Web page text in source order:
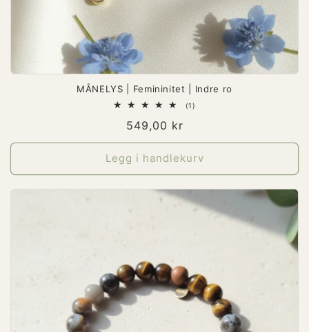
MÅNELYS | Femininitet | Indre ro
(1)
Vanlig
pris
549,00 kr
Legg i handlekurv